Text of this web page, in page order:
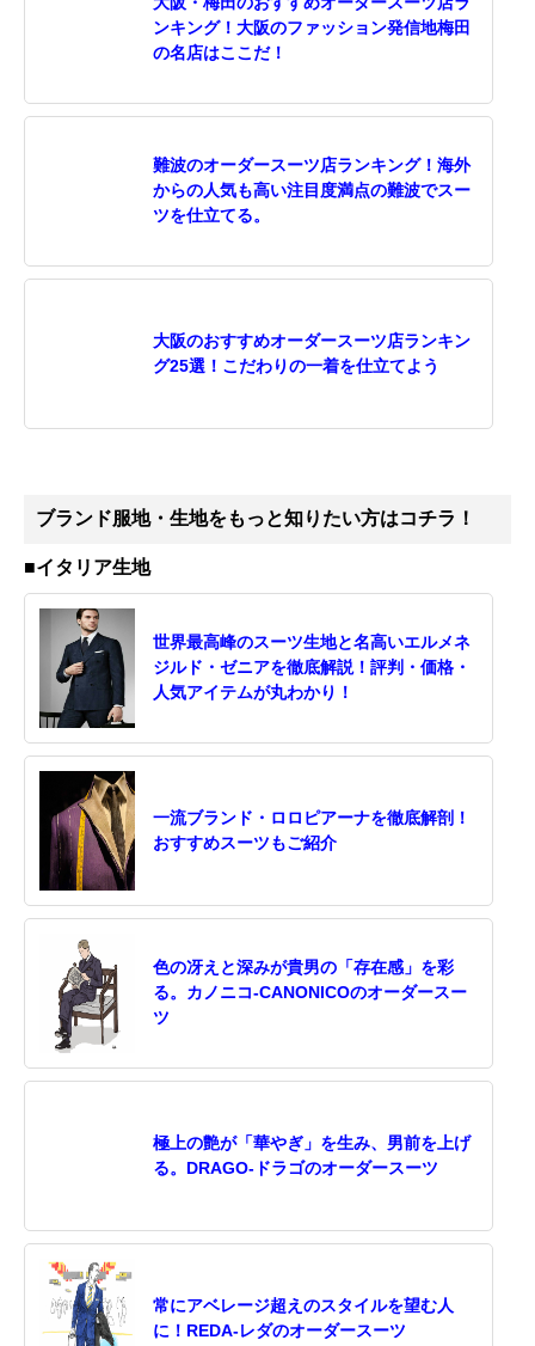
ンキング！大阪のファッション発信地梅田
の名店はここだ！
難波のオーダースーツ店ランキング！海外
からの人気も高い注目度満点の難波でスー
ツを仕立てる。
大阪のおすすめオーダースーツ店ランキン
グ25選！こだわりの一着を仕立てよう
ブランド服地・生地をもっと知りたい方はコチラ！
■イタリア生地
世界最高峰のスーツ生地と名高いエルメネ
ジルド・ゼニアを徹底解説！評判・価格・
人気アイテムが丸わかり！
一流ブランド・ロロピアーナを徹底解剖！
おすすめスーツもご紹介
色の冴えと深みが貴男の「存在感」を彩
る。カノニコ-CANONICOのオーダースー
ツ
極上の艶が「華やぎ」を生み、男前を上げ
る。DRAGO-ドラゴのオーダースーツ
常にアベレージ超えのスタイルを望む人
に！REDA-レダのオーダースーツ